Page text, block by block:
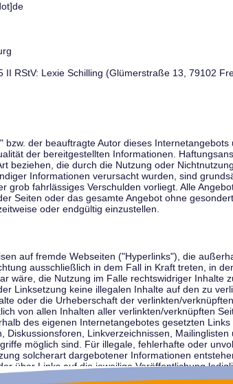
II RStV: Lexie Schilling (Glümerstraße 13, 79102
bzw. der beauftragte Autor dieses
der bereitgestellten Informationen.
beziehen, die durch die Nutzung oder
Informationen verursacht wurden, sind
grob fahrlässiges Verschulden vorliegt. Alle
Seiten oder das gesamte Angebot ohne
oder endgültig einzustellen.
auf fremde Webseiten ("Hyperlinks"), die
ausschließlich in dem Fall in Kraft treten, in
wäre, die Nutzung im Falle rechtswidriger Inhalte
Linksetzung keine illegalen Inhalte auf den zu
oder die Urheberschaft der verlinkten/
von allen Inhalten aller verlinkten/verknüpften
des eigenen Internetangebotes gesetzten
Diskussionsforen, Linkverzeichnissen,
möglich sind. Für illegale, fehlerhafte oder
solcherart dargebotener Informationen
über Links auf die jeweilige Veröffentlichung